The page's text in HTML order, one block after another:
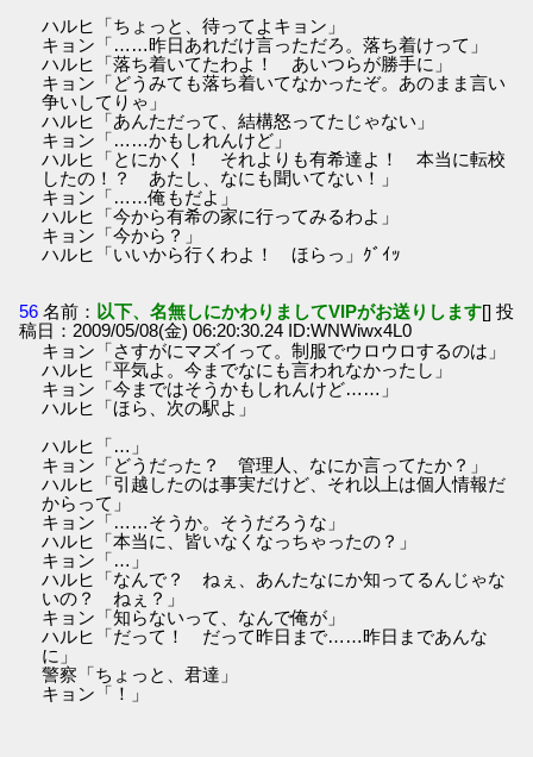
ハルヒ「ちょっと、待ってよキョン」
キョン「……昨日あれだけ言っただろ。落ち着けって」
ハルヒ「落ち着いてたわよ！ あいつらが勝手に」
キョン「どうみても落ち着いてなかったぞ。あのまま言い
争いしてりゃ」
ハルヒ「あんただって、結構怒ってたじゃない」
キョン「……かもしれんけど」
ハルヒ「とにかく！ それよりも有希達よ！ 本当に転校
したの！？ あたし、なにも聞いてない！」
キョン「……俺もだよ」
ハルヒ「今から有希の家に行ってみるわよ」
キョン「今から？」
ハルヒ「いいから行くわよ！ ほらっ」ｸﾞｲｯ
56 名前： 以下、名無しにかわりましてVIPがお送りします[] 投
稿日：2009/05/08(金) 06:20:30.24 ID:WNWiwx4L0
キョン「さすがにマズイって。制服でウロウロするのは」
ハルヒ「平気よ。今までなにも言われなかったし」
キョン「今まではそうかもしれんけど……」
ハルヒ「ほら、次の駅よ」
ハルヒ「…」
キョン「どうだった？ 管理人、なにか言ってたか？」
ハルヒ「引越したのは事実だけど、それ以上は個人情報だ
からって」
キョン「……そうか。そうだろうな」
ハルヒ「本当に、皆いなくなっちゃったの？」
キョン「…」
ハルヒ「なんで？ ねぇ、あんたなにか知ってるんじゃな
いの？ ねぇ？」
キョン「知らないって、なんで俺が」
ハルヒ「だって！ だって昨日まで……昨日まであんな
に」
警察「ちょっと、君達」
キョン「！」